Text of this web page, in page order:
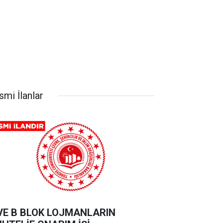
İlanlar
B BLOK LOJMANLARIN